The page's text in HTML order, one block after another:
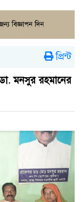
প্রিন্ট
মনসুর রহমানের